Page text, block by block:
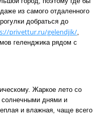
из самого отдаленного
добраться до
privettur.ru/gelendjik/
геленджика рядом с
Жаркое лето со
солнечными днями и
и влажная, чаще всего